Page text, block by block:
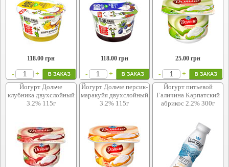
118.00 грн
- +
118.00грн
- +
25.00 грн
-
+
Йогурт Дольче
клубника двухслойный
3.2% 115г
Йогурт Дольче персик-
маракуйя двухслойный
3.2% 115г
Йогурт питьевой
Галичина Карпатский
абрикос 2.2% 300г